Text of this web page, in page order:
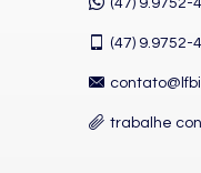
Piso Porcelanato
Infra para Ar Split
Andar Alto
Vista Mar
Acabamento em Gesso
Área de Serviço
(47) 9.9752-
trabalhe